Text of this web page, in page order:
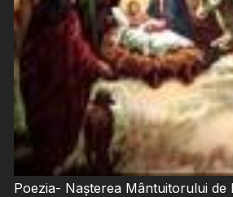
Poezia- Nașterea Mântuitorului de